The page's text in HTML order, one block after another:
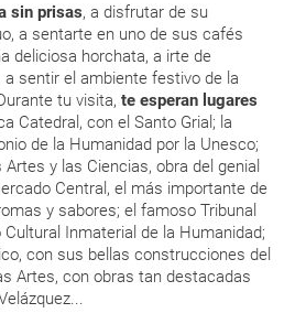
sin prisas, a disfrutar de su
a sentarte en uno de sus cafés
deliciosa horchata, a irte de
sentir el ambiente festivo de la
tu visita, te esperan lugares
Catedral, con el Santo Grial; la
de la Humanidad por la Unesco;
y las Ciencias, obra del genial
Central, el más importante de
y sabores; el famoso Tribunal
Inmaterial de la Humanidad;
con sus bellas construcciones del
Artes, con obras tan destacadas
tengo que estar en el
reservar un viaje de
la página web?
de los servicios ha
de confirmación ¿Cómo
viaje?
disponibles en el viaje que
de reserva?